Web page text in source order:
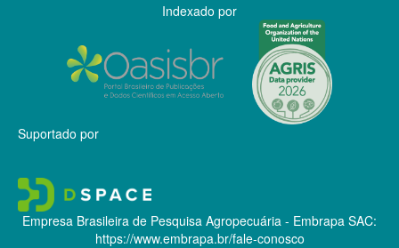
Indexado por
Suportado por
Empresa Brasileira de Pesquisa Agropecuária - Embrapa SAC:
https://www.embrapa.br/fale-conosco